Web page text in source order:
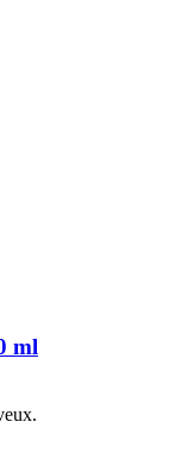
ml